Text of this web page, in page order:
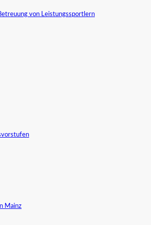
von Leistungssportlern
Mainz